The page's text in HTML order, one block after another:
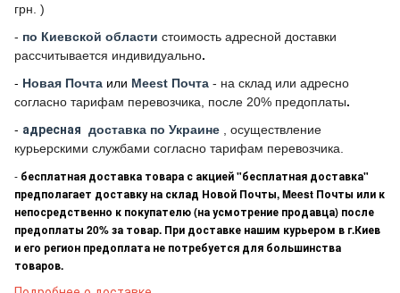
грн. )
- по Киевской области стоимость адресной доставки
рассчитывается индивидуально.
- Новая Почта или Meest Почта - на склад или адресно
согласно тарифам перевозчика, после 20% предоплаты.
- адресная доставка по Украине
, осуществление
курьерскими службами согласно тарифам перевозчика.
- бесплатная доставка товара с акцией "бесплатная доставка"
предполагает доставку на склад Новой Почты, Meest Почты или к
непосредственно к покупателю (на усмотрение продавца) после
предоплаты 20% за товар. При доставке нашим курьером в г.Киев
и его регион предоплата не потребуется для большинства
товаров.